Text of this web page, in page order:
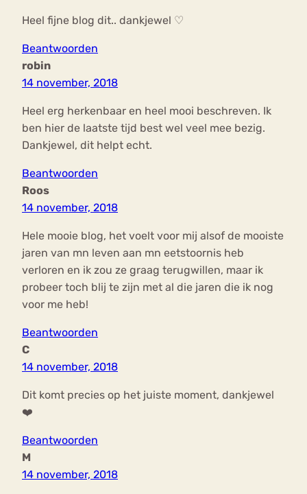
Heel fijne blog dit.. dankjewel ♡
Beantwoorden
robin
14 november, 2018
Heel erg herkenbaar en heel mooi beschreven. Ik
ben hier de laatste tijd best wel veel mee bezig.
Dankjewel, dit helpt echt.
Beantwoorden
Roos
14 november, 2018
Hele mooie blog, het voelt voor mij alsof de mooiste
jaren van mn leven aan mn eetstoornis heb
verloren en ik zou ze graag terugwillen, maar ik
probeer toch blij te zijn met al die jaren die ik nog
voor me heb!
Beantwoorden
C
14 november, 2018
Dit komt precies op het juiste moment, dankjewel
❤️
Beantwoorden
M
14 november, 2018